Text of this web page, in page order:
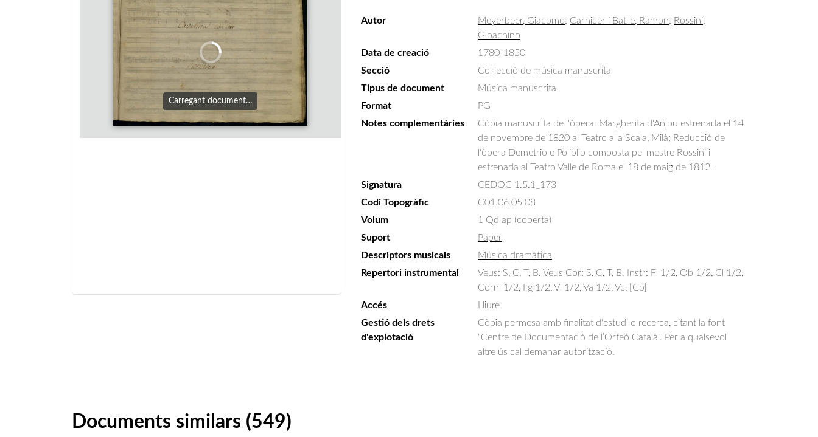
Carregant document…
Autor Meyerbeer, Giacomo; Carnicer i Batlle, Ramon; Rossini,
Gioachino
Data de creació
1780-1850
Secció
Col·lecció de música manuscrita
Tipus de document
Música manuscrita
Format
PG
Notes complementàries
Còpia manuscrita de l'òpera: Margherita d'Anjou estrenada el 14
de novembre de 1820 al Teatro alla Scala, Milà; Reducció de
l'òpera Demetrio e Poliblio composta pel mestre Rossini i
estrenada al Teatro Valle de Roma el 18 de maig de 1812.
Signatura
CEDOC 1.5.1_173
Codi Topogràfic
C01.06.05.08
Volum
1 Qd ap (coberta)
Suport
Paper
Descriptors musicals
Música dramàtica
Repertori instrumental
Veus: S, C, T, B. Veus Cor: S, C, T, B. Instr: Fl 1/2, Ob 1/2, Cl 1/2,
Corni 1/2, Fg 1/2, Vl 1/2, Va 1/2, Vc, [Cb]
Accés
Lliure
Gestió dels drets
d'explotació
Còpia permesa amb finalitat d'estudi o recerca, citant la font
"Centre de Documentació de l’Orfeó Català". Per a qualsevol
altre ús cal demanar autorització.
Documents similars (549)